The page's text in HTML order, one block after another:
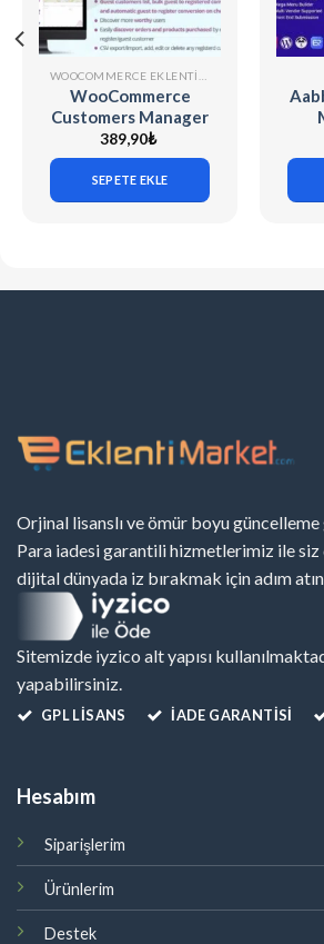
WooCommerce
Customers Manager
v31.9
389,90₺
SEPETE EKLE
Orjinal lisanslı ve ömür boyu
Para iadesi garantili hizmetlerimiz ile
dijital dünyada iz bırakmak için adım
Sitemizde iyzico alt yapısı
yapabilirsiniz.
GPL LISANS İADE GARANTİSİ
Hesabım
Siparişlerim
Ürünlerim
Destek